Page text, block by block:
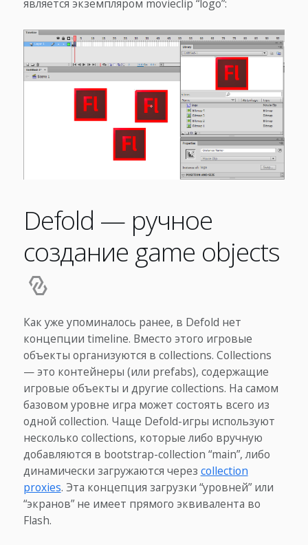
является экземпляром movieclip “logo”:
Defold — ручное
создание game objects
Как уже упоминалось ранее, в Defold нет
концепции timeline. Вместо этого игровые
объекты организуются в collections. Collections
— это контейнеры (или prefabs), содержащие
игровые объекты и другие collections. На самом
базовом уровне игра может состоять всего из
одной collection. Чаще Defold-игры используют
несколько collections, которые либо вручную
добавляются в bootstrap-collection “main”, либо
динамически загружаются через collection
proxies. Эта концепция загрузки “уровней” или
“экранов” не имеет прямого эквивалента во
Flash.